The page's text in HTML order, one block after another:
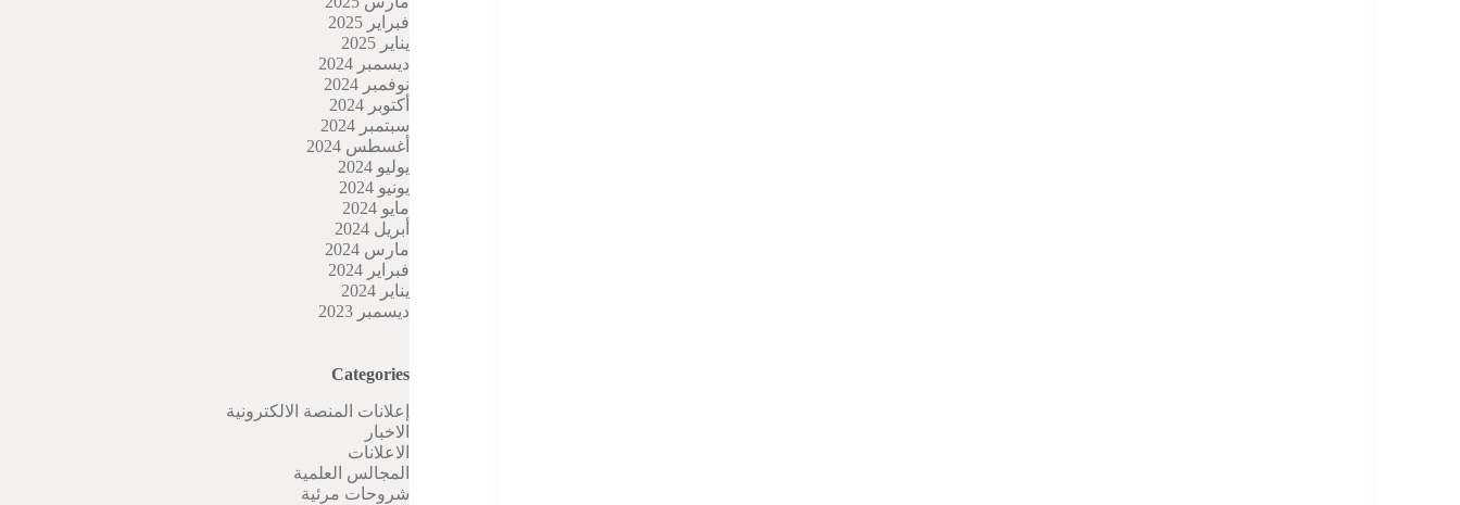
فبراير 2025
يناير 2025
ديسمبر 2024
نوفمبر 2024
أكتوبر 2024
سبتمبر 2024
أغسطس 2024
يوليو 2024
يونيو 2024
مايو 2024
أبريل 2024
مارس 2024
فبراير 2024
يناير 2024
ديسمبر 2023
Categories
إعلانات المنصة الالكترونية
الاخبار
الاعلانات
المجالس العلمية
شروحات مرئية